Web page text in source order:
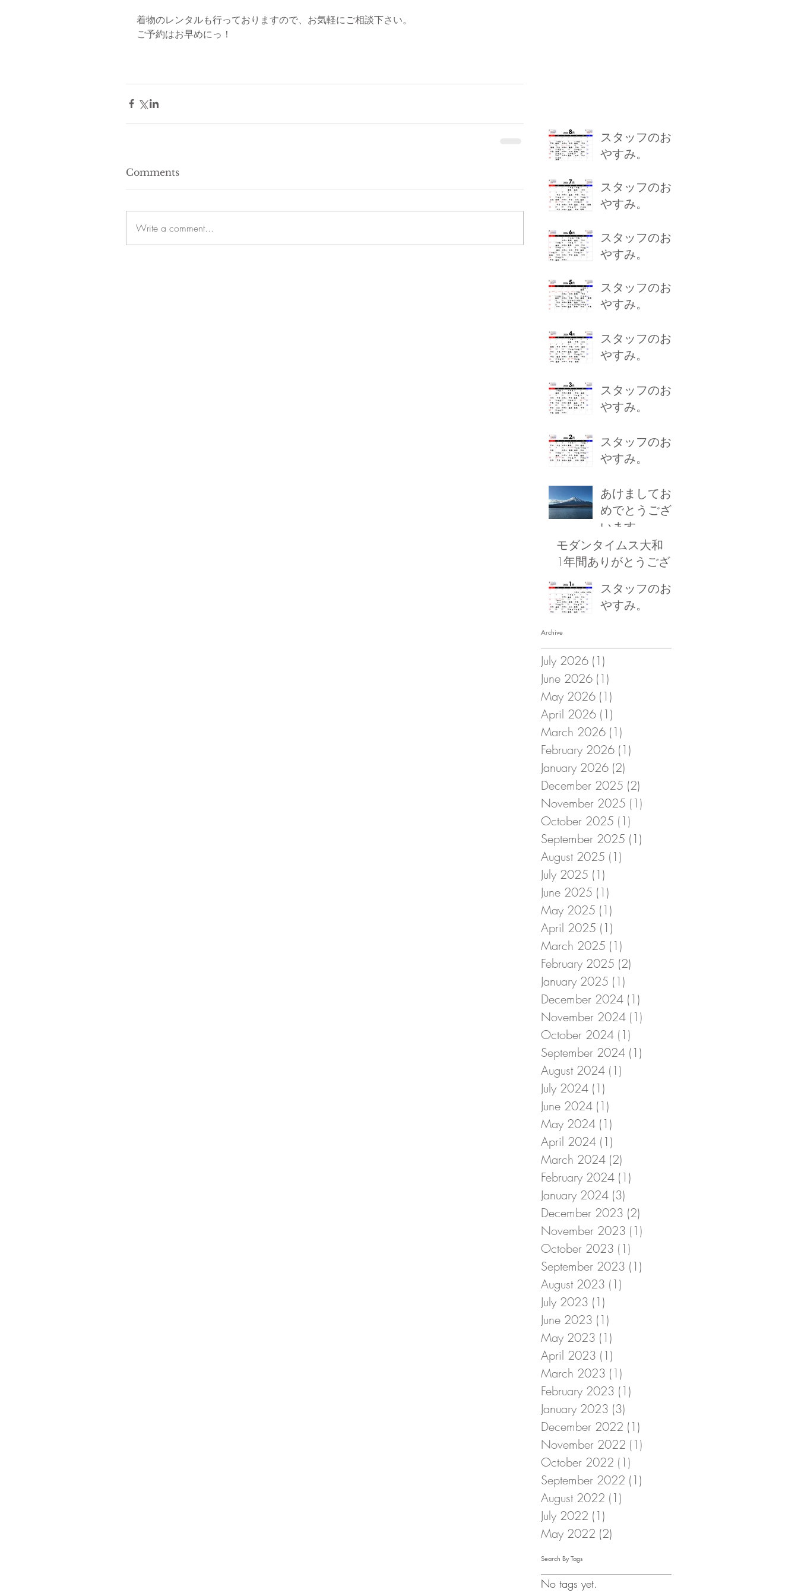
着物のレンタルも行っておりますので、お気軽にご相談下さい。
ご予約はお早めにっ！
Comments
Write a comment...
スタッフのお
やすみ。
スタッフのお
やすみ。
スタッフのお
やすみ。
スタッフのお
やすみ。
スタッフのお
やすみ。
スタッフのお
やすみ。
スタッフのお
やすみ。
あけましてお
めでとうござ
います
モダンタイムス大和
1年間ありがとうござ
いました！
スタッフのお
やすみ。
Archive
July 2026 (1)
June 2026 (1)
May 2026 (1)
April 2026 (1)
March 2026 (1)
February 2026 (1)
January 2026 (2)
December 2025 (2)
November 2025 (1)
October 2025 (1)
September 2025 (1)
August 2025 (1)
July 2025 (1)
June 2025 (1)
May 2025 (1)
April 2025 (1)
March 2025 (1)
February 2025 (2)
January 2025 (1)
December 2024 (1)
November 2024 (1)
October 2024 (1)
September 2024 (1)
August 2024 (1)
July 2024 (1)
June 2024 (1)
May 2024 (1)
April 2024 (1)
March 2024 (2)
February 2024 (1)
January 2024 (3)
December 2023 (2)
November 2023 (1)
October 2023 (1)
September 2023 (1)
August 2023 (1)
July 2023 (1)
June 2023 (1)
May 2023 (1)
April 2023 (1)
March 2023 (1)
February 2023 (1)
January 2023 (3)
December 2022 (1)
November 2022 (1)
October 2022 (1)
September 2022 (1)
August 2022 (1)
July 2022 (1)
May 2022 (2)
Search By Tags
No tags yet.